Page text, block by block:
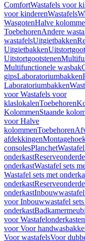
ComfortWastafels voor
voor kinderenWastafels
WasgotenHalve
ToebehorenAndere
wastafelsUitgietbakken
Uitgietbakken
Uitstortgootstenen
Multifunctionele wasbak
gipsLaboratoriumbakken
Laboratoriumbakken
voor Wastafels voor
klaslokalenToebehoren
KolommenStaande
voor Halve
kolommenToebehoren
afdekkingen
consolesPlanchet
onderkast
onderkastWastafel sets
Wastafel sets met
onderkast
onderkastInbouwwastafel
voor Inbouwwastafel
onderkast
voor Wastafelonderkasten
voor Voor
Voor wastafelsVoor